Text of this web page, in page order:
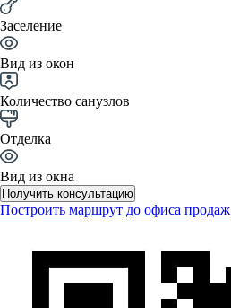
Заселение
Вид из окон
Количество санузлов
Отделка
Вид из окна
Получить консультацию
Построить маршрут до офиса продаж